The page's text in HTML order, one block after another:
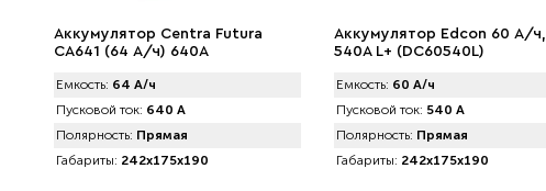
Аккумулятор Centra Futura
CA641 (64 А/ч) 640A
Емкость: 64 А/ч
Пусковой ток: 640 А
Полярность: Прямая
Габариты: 242x175x190
Аккумулятор Edcon 60 А/ч,
540A L+ (DC60540L)
Емкость: 60 А/ч
Пусковой ток: 540 А
Полярность: Прямая
Габариты: 242x175x190